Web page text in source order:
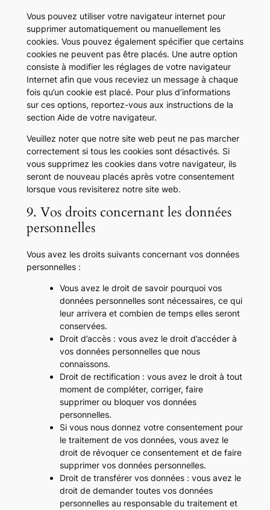
Vous pouvez utiliser votre navigateur internet pour
supprimer automatiquement ou manuellement les
cookies. Vous pouvez également spécifier que certains
cookies ne peuvent pas être placés. Une autre option
consiste à modifier les réglages de votre navigateur
Internet afin que vous receviez un message à chaque
fois qu’un cookie est placé. Pour plus d’informations
sur ces options, reportez-vous aux instructions de la
section Aide de votre navigateur.
Veuillez noter que notre site web peut ne pas marcher
correctement si tous les cookies sont désactivés. Si
vous supprimez les cookies dans votre navigateur, ils
seront de nouveau placés après votre consentement
lorsque vous revisiterez notre site web.
9. Vos droits concernant les données
personnelles
Vous avez les droits suivants concernant vos données
personnelles :
Vous avez le droit de savoir pourquoi vos
données personnelles sont nécessaires, ce qui
leur arrivera et combien de temps elles seront
conservées.
Droit d’accès : vous avez le droit d’accéder à
vos données personnelles que nous
connaissons.
Droit de rectification : vous avez le droit à tout
moment de compléter, corriger, faire
supprimer ou bloquer vos données
personnelles.
Si vous nous donnez votre consentement pour
le traitement de vos données, vous avez le
droit de révoquer ce consentement et de faire
supprimer vos données personnelles.
Droit de transférer vos données : vous avez le
droit de demander toutes vos données
personnelles au responsable du traitement et